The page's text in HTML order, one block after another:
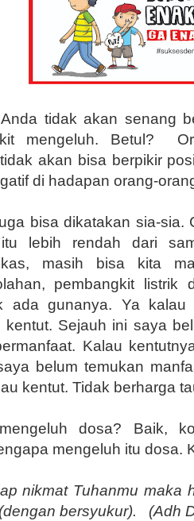
tidak akan senang
mengeluh. Betul?
akan bisa berpikir
di hadapan orang-
bisa dikatakan sia-sia.
lebih rendah dari
masih bisa kita
pembangkit listrik
ada gunanya. Ya kalau
kentut. Sejauh ini saya
Kalau
belum temukan
kentut. Tidak berharga
dosa? Baik,
mengeluh itu dosa.
nikmat Tuhanmu maka
bersyukur). (Adh